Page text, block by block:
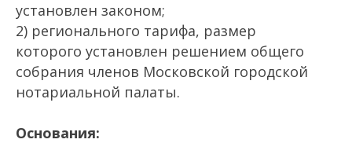
установлен законом;
2) регионального тарифа, размер
которого установлен решением общего
собрания членов Московской городской
нотариальной палаты.
Основания: